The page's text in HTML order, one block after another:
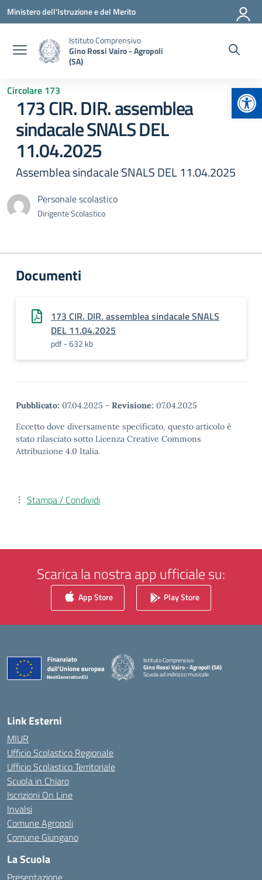
Vai ai contenuti
Vai al menu di navigazione
Vai al footer
Ministero dell'Istruzione e del Merito
Istituto Comprensivo
Gino Rossi Vairo - Agropoli
(SA)
Circolare 173
173 CIR. DIR. assemblea
sindacale SNALS DEL
11.04.2025
Assemblea sindacale SNALS DEL 11.04.2025
Personale scolastico
Dirigente Scolastico
Documenti
173 CIR. DIR. assemblea sindacale SNALS
DEL 11.04.2025
pdf - 632 kb
Pubblicato: 07.04.2025 - Revisione: 07.04.2025
Eccetto dove diversamente specificato, questo articolo è
stato rilasciato sotto Licenza Creative Commons
Attribuzione 4.0 Italia.
Stampa / Condividi
Scarica la nostra app ufficiale su:
App Store Play Store
Istituto Comprensivo
Gino Rossi Vairo - Agropoli (SA)
Scuola ad indirizzo musicale
Link Esterni
MIUR
Ufficio Scolastico Regionale
Ufficio Scolastico Territoriale
Scuola in Chiaro
Iscrizioni On Line
Invalsi
Comune Agropoli
Comune Giungano
La Scuola
Presentazione